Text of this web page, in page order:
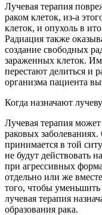
Лучевая терапия
раком клеток, из-а
клеток, и опухоль в
Радиация также
создание свободных
зараженных клеток.
перестают делиться и
организма пациента
Когда назначают
Лучевая терапия
раковых
принимается в той
не будут действовать
при агрессивных
отдельно или же
того, чтобы уменьшить
лучевая терапия
образования рака.